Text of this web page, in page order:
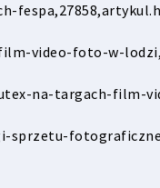
video-foto-w-
na-targach-film-